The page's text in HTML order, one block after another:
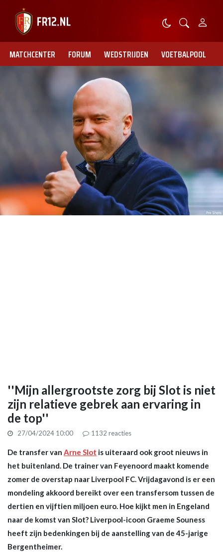
MATCHCENTER FORUM WEDSTRIJDEN VOETBALPOOL
''Mijn allergrootste zorg bij Slot is niet
zijn relatieve gebrek aan ervaring in
de top''
27/04/2024 10:00 1132 reacties
De transfer van Arne Slot is uiteraard ook groot nieuws in
het buitenland. De trainer van Feyenoord maakt komende
zomer de overstap naar Liverpool FC. Vrijdagavond is er een
mondeling akkoord bereikt over een transfersom tussen de
dertien en vijftien miljoen euro. Hoe kijkt men in Engeland
naar de komst van Slot? Liverpool-icoon Graeme Souness
heeft zijn bedenkingen bij de aanstelling van de 45-jarige
Bergentheimer.